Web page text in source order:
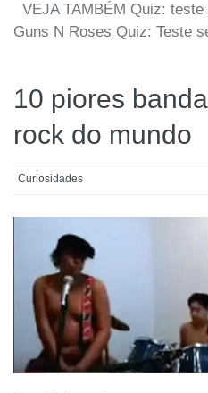
VEJA TAMBÉM Quiz:
Guns N Roses Quiz: Teste
10 piores
rock do mundo
Curiosidades